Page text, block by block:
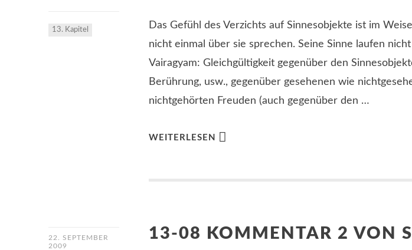
13. Kapitel
Das Gefühl des Verzichts auf Sinnesobjekte ist im
nicht einmal über sie sprechen. Seine Sinne laufen
Vairagyam: Gleichgültigkeit gegenüber den
Berührung, usw., gegenüber gesehenen wie
nichtgehörten Freuden (auch gegenüber den …
WEITERLESEN
22. SEPTEMBER
2009
13-08 KOMMENTAR 2 VON